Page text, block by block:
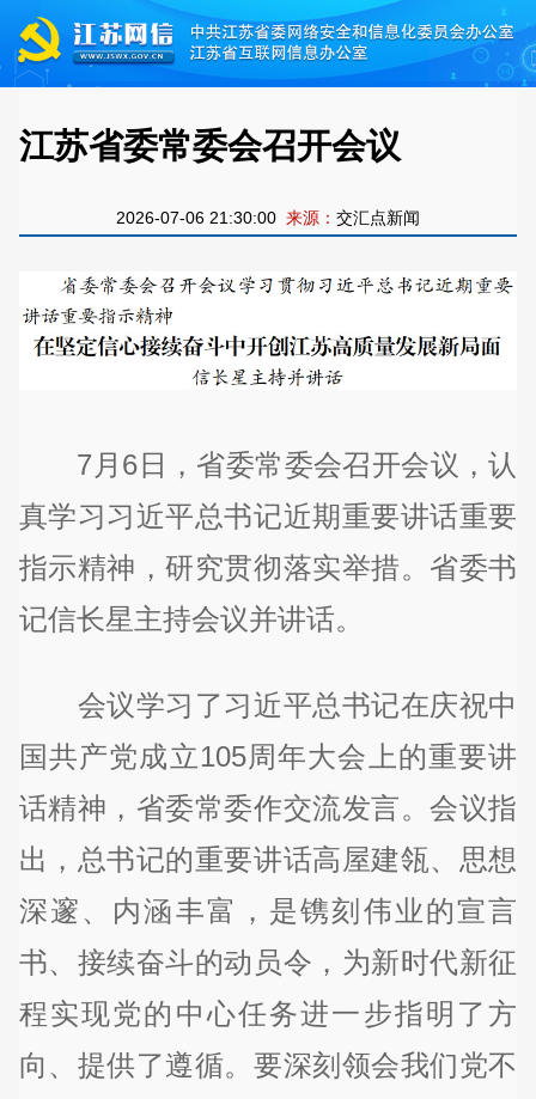
江苏省委常委会召开会议
2026-07-06 21:30:00 来源： 交汇点新闻
7月6日，省委常委会召开会议，认
真学习习近平总书记近期重要讲话重要
指示精神，研究贯彻落实举措。省委书
记信长星主持会议并讲话。
会议学习了习近平总书记在庆祝中
国共产党成立105周年大会上的重要讲
话精神，省委常委作交流发言。会议指
出，总书记的重要讲话高屋建瓴、思想
深邃、内涵丰富，是镌刻伟业的宣言
书、接续奋斗的动员令，为新时代新征
程实现党的中心任务进一步指明了方
向、提供了遵循。要深刻领会我们党不